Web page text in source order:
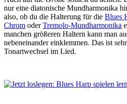
nur eine diatonische Mundharmonika
also, ob du die Halterung für die Blues
Chrom oderTremolo-Mundharmonika
manchen größeren Haltern kann man
nebeneinander einklemmen. Das ist
Tonartwechsel im Lied.